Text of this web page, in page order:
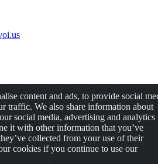
content and ads, to provide social
traffic. We also share information about
social media, advertising and analytics
it with other information that you’ve
collected from your use of their
cookies if you continue to use our